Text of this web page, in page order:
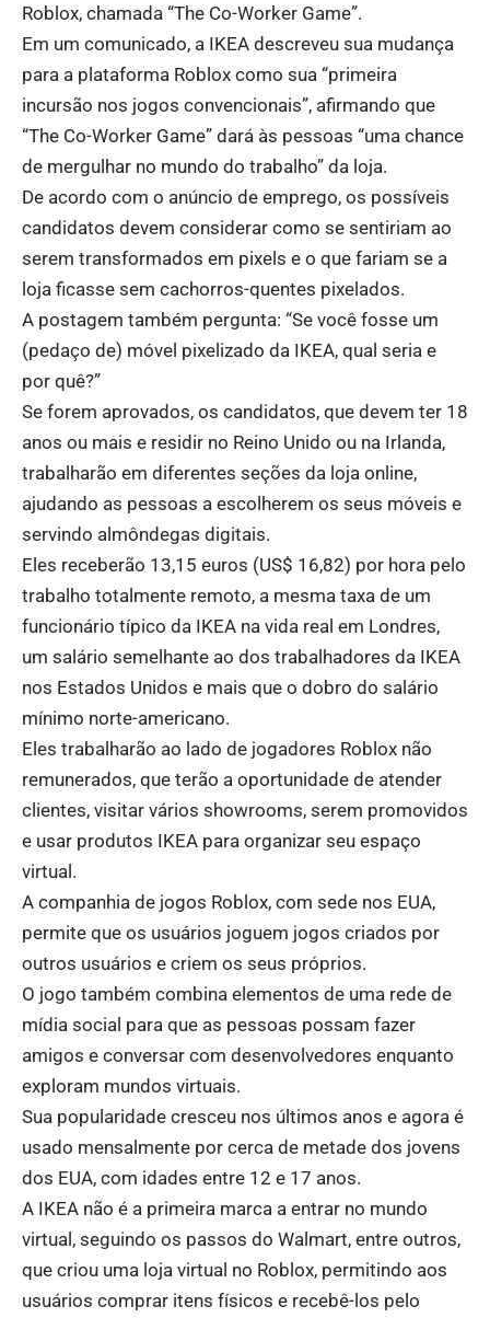
Roblox, chamada “The Co-Worker Game”.
Em um comunicado, a IKEA descreveu sua mudança
para a plataforma Roblox como sua “primeira
incursão nos jogos convencionais”, afirmando que
“The Co-Worker Game” dará às pessoas “uma chance
de mergulhar no mundo do trabalho” da loja.
De acordo com o anúncio de emprego, os possíveis
candidatos devem considerar como se sentiriam ao
serem transformados em pixels e o que fariam se a
loja ficasse sem cachorros-quentes pixelados.
A postagem também pergunta: “Se você fosse um
(pedaço de) móvel pixelizado da IKEA, qual seria e
por quê?”
Se forem aprovados, os candidatos, que devem ter 18
anos ou mais e residir no Reino Unido ou na Irlanda,
trabalharão em diferentes seções da loja online,
ajudando as pessoas a escolherem os seus móveis e
servindo almôndegas digitais.
Eles receberão 13,15 euros (US$ 16,82) por hora pelo
trabalho totalmente remoto, a mesma taxa de um
funcionário típico da IKEA na vida real em Londres,
um salário semelhante ao dos trabalhadores da IKEA
nos Estados Unidos e mais que o dobro do salário
mínimo norte-americano.
Eles trabalharão ao lado de jogadores Roblox não
remunerados, que terão a oportunidade de atender
clientes, visitar vários showrooms, serem promovidos
e usar produtos IKEA para organizar seu espaço
virtual.
A companhia de jogos Roblox, com sede nos EUA,
permite que os usuários joguem jogos criados por
outros usuários e criem os seus próprios.
O jogo também combina elementos de uma rede de
mídia social para que as pessoas possam fazer
amigos e conversar com desenvolvedores enquanto
exploram mundos virtuais.
Sua popularidade cresceu nos últimos anos e agora é
usado mensalmente por cerca de metade dos jovens
dos EUA, com idades entre 12 e 17 anos.
A IKEA não é a primeira marca a entrar no mundo
virtual, seguindo os passos do Walmart, entre outros,
que criou uma loja virtual no Roblox, permitindo aos
usuários comprar itens físicos e recebê-los pelo